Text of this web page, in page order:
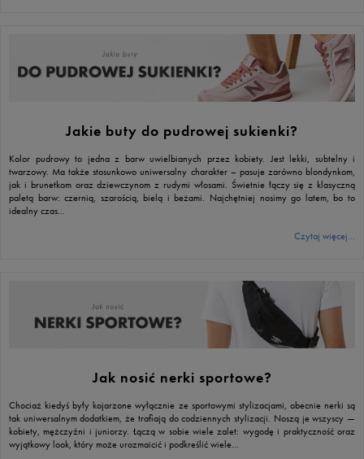
Jakie buty do pudrowej sukienki?
Kolor pudrowy to jedna z barw uwielbianych przez kobiety. Jest lekki, subtelny i
twarzowy. Ma także stosunkowo uniwersalny charakter – pasuje zarówno blondynkom,
jak i brunetkom oraz dziewczynom z rudymi włosami. Świetnie łączy się z klasyczną
paletą barw: czernią, szarością, bielą i beżami. Najchętniej nosimy go latem, bo to
idealny czas...
Czytaj więcej...
Jak nosić nerki sportowe?
Chociaż kiedyś były kojarzone wyłącznie ze sportowymi stylizacjami, obecnie nerki są
tak uniwersalnym dodatkiem, że trafiają do codziennych stylizacji. Noszą je wszyscy —
kobiety, mężczyźni i juniorzy. Łączą w sobie wiele zalet: wygodę i praktyczność oraz
wyjątkowy look, który może urozmaicić i podkreślić wiele...